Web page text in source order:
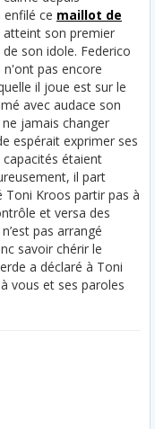
enfilé ce maillot de
son premier
son idole. Federico
n'ont pas encore
il joue est sur le
avec audace son
jamais changer
espérait exprimer ses
étaient
il part
Toni Kroos partir pas à
et versa des
pas arrangé
savoir chérir le
a déclaré à Toni
vous et ses paroles